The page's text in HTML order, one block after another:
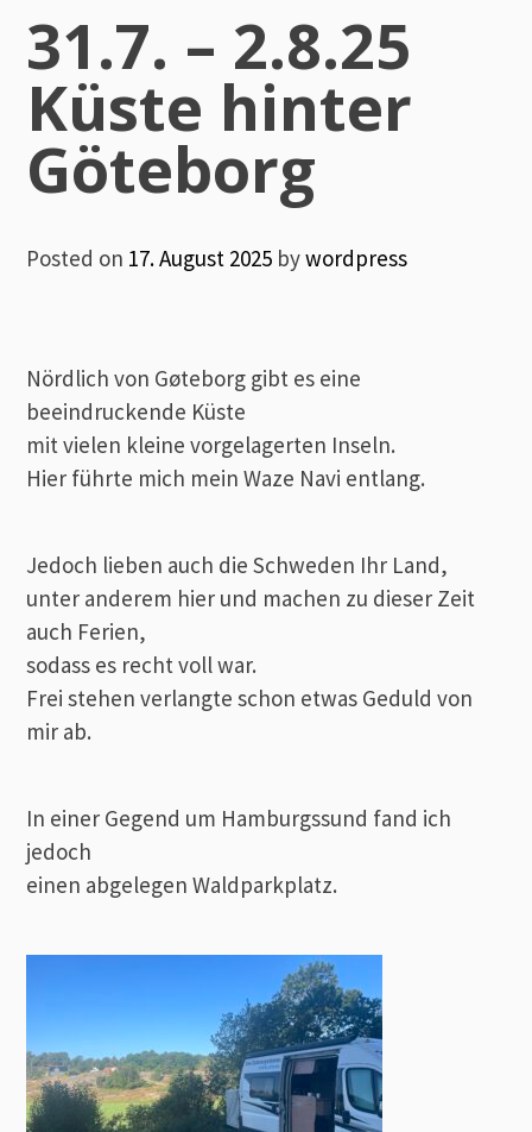
31.7. – 2.8.25
Küste hinter
Göteborg
Posted on 17. August 2025 bywordpress
Nördlich von Gøteborg gibt es eine
beeindruckende Küste
mit vielen kleine vorgelagerten Inseln.
Hier führte mich mein Waze Navi entlang.
Jedoch lieben auch die Schweden Ihr Land,
unter anderem hier und machen zu dieser Zeit
auch Ferien,
sodass es recht voll war.
Frei stehen verlangte schon etwas Geduld von
mir ab.
In einer Gegend um Hamburgssund fand ich
jedoch
einen abgelegen Waldparkplatz.